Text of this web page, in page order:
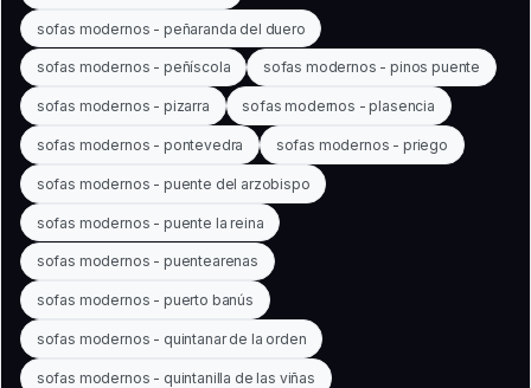
sofas modernos - peñaranda del duero
sofas modernos - peñíscola sofas modernos - pinos puente
sofas modernos - pizarra sofas modernos - plasencia
sofas modernos - pontevedra sofas modernos - priego
sofas modernos - puente del arzobispo
sofas modernos - puente la reina
sofas modernos - puentearenas
sofas modernos - puerto banús
sofas modernos - quintanar de la orden
sofas modernos - quintanilla de las viñas